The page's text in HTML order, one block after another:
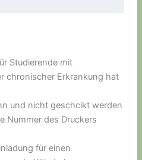
Studierende mit
chronischer Erkrankung hat
und nicht geschcikt werden
Nummer des Druckers
für einen